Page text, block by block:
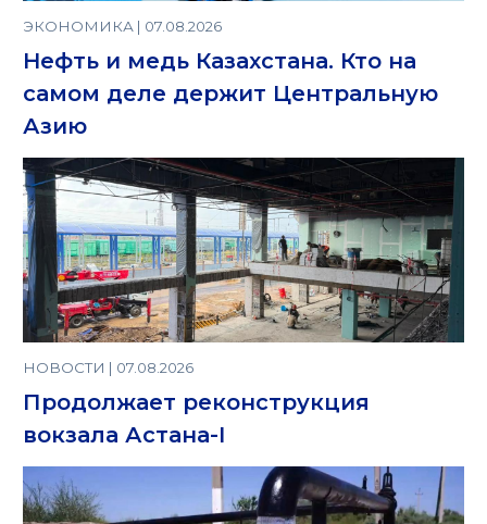
ЭКОНОМИКА | 07.08.2026
Нефть и медь Казахстана. Кто на
самом деле держит Центральную
Азию
НОВОСТИ | 07.08.2026
Продолжает реконструкция
вокзала Астана-I